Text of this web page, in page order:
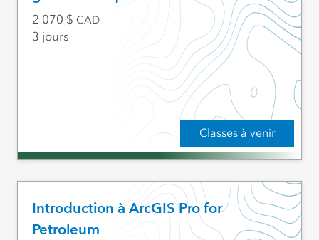
Classes à venir
2 070 CAD
3 jours
Introduction à ArcGIS Pro for
Petroleum